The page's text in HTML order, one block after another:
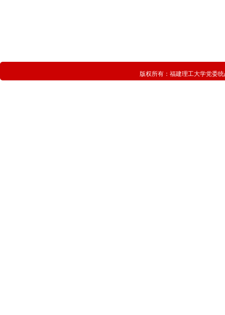
版权所有： 福建理工大学党委